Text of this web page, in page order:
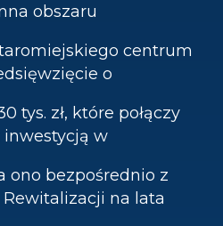
obszaru
centrum
o
tys. zł, które połączy
inwestycją w
ono bezpośrednio z
na lata